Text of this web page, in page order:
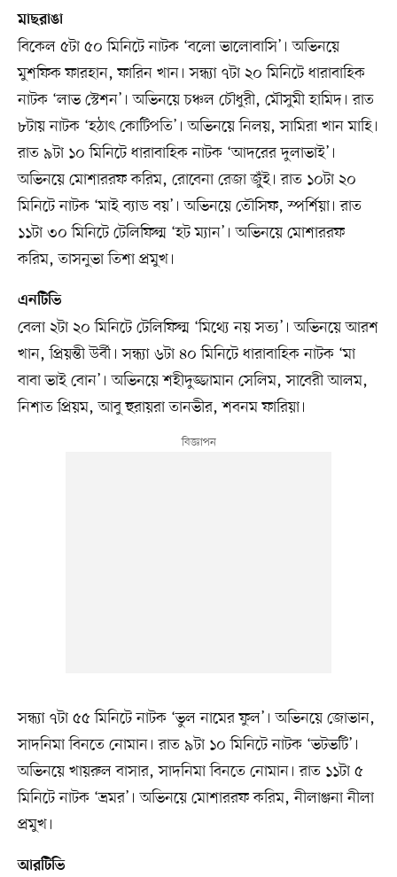
মাছরাঙা
বিকেল ৫টা ৫০ মিনিটে নাটক ‘বলো ভালোবাসি’। অভিনয়ে
মুশফিক ফারহান, ফারিন খান। সন্ধ্যা ৭টা ২০ মিনিটে ধারাবাহিক
নাটক ‘লাভ স্টেশন’। অভিনয়ে চঞ্চল চৌধুরী, মৌসুমী হামিদ। রাত
৮টায় নাটক ‘হঠাৎ কোটিপতি’। অভিনয়ে নিলয়, সামিরা খান মাহি।
রাত ৯টা ১০ মিনিটে ধারাবাহিক নাটক ‘আদরের দুলাভাই’।
অভিনয়ে মোশাররফ করিম, রোবেনা রেজা জু্ঁই। রাত ১০টা ২০
মিনিটে নাটক ‘মাই ব্যাড বয়’। অভিনয়ে তৌসিফ, স্পর্শিয়া। রাত
১১টা ৩০ মিনিটে টেলিফিল্ম ‘হট ম্যান’। অভিনয়ে মোশাররফ
করিম, তাসনুভা তিশা প্রমুখ।
এনটিভি
বেলা ২টা ২০ মিনিটে টেলিফিল্ম ‘মিথ্যে নয় সত্য’। অভিনয়ে আরশ
খান, প্রিয়ন্তী উর্বী। সন্ধ্যা ৬টা ৪০ মিনিটে ধারাবাহিক নাটক ‘মা
বাবা ভাই বোন’। অভিনয়ে শহীদুজ্জামান সেলিম, সাবেরী আলম,
নিশাত প্রিয়ম, আবু হুরায়রা তানভীর, শবনম ফারিয়া।
সন্ধ্যা ৭টা ৫৫ মিনিটে নাটক ‘ভুল নামের ফুল’। অভিনয়ে জোভান,
সাদনিমা বিনতে নোমান। রাত ৯টা ১০ মিনিটে নাটক ‘ভটভটি’।
অভিনয়ে খায়রুল বাসার, সাদনিমা বিনতে নোমান। রাত ১১টা ৫
মিনিটে নাটক ‘ভ্রমর’। অভিনয়ে মোশাররফ করিম, নীলাঞ্জনা নীলা
প্রমুখ।
আরটিভি